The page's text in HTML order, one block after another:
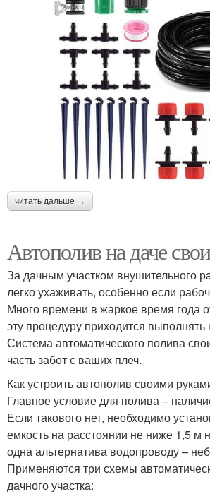
читать дальше →
Автополив на даче
За дачным участком внушительного
легко ухаживать, особенно если
Много времени в жаркое время года
эту процедуру приходится
Система автоматического полива
часть забот с ваших плеч.
Как устроить автополив своими
Главное условие для полива –
Если такового нет, необходимо
емкость на расстоянии не ниже 1,5 м
одна альтернатива водопроводу –
Применяются три схемы
дачного участка: